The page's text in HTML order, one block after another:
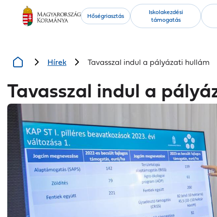
Kiemelt
tartalmak
Hőségriasztás
Iskolakezdési
támogatás
Hírek Tavasszal indul a pályázati hullám
Tavasszal indul a